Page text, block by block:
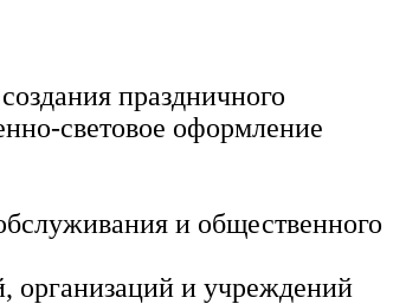
праздничного
световое оформление
и общественного
организаций и учреждений